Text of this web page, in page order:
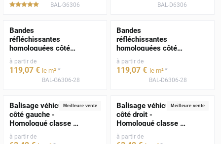
*****BAL-G6306 BAL-D6306
Bandes
réfléchissantes
homologuées côté
gauche - norme
TPESC-B-113223
à partir de
119,07 € le m² *
BAL-G6306-28
Bandes
réfléchissantes
homologuées côté
droit - norme TPESC-
B-113223
à partir de
119,07 € le m²*
BAL-D6306-28
Meilleure vente
Balisage véhicule
côté gauche -
Homologué classe A
- TPESC A 3117
à partir de
Meilleure vente
Balisage véhicule
côté droit -
Homologué classe A
- TPESC A 3117
à partir de